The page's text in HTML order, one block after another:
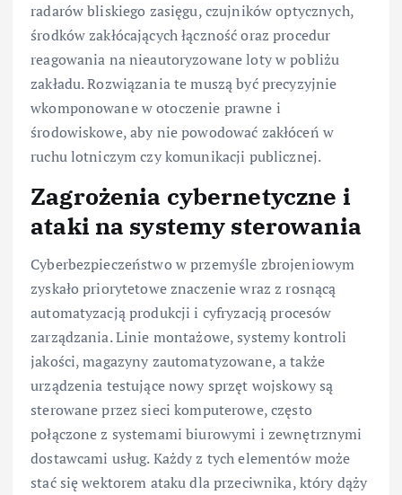
radarów bliskiego zasięgu, czujników optycznych,
środków zakłócających łączność oraz procedur
reagowania na nieautoryzowane loty w pobliżu
zakładu. Rozwiązania te muszą być precyzyjnie
wkomponowane w otoczenie prawne i
środowiskowe, aby nie powodować zakłóceń w
ruchu lotniczym czy komunikacji publicznej.
Zagrożenia cybernetyczne i
ataki na systemy sterowania
Cyberbezpieczeństwo w przemyśle zbrojeniowym
zyskało priorytetowe znaczenie wraz z rosnącą
automatyzacją produkcji i cyfryzacją procesów
zarządzania. Linie montażowe, systemy kontroli
jakości, magazyny zautomatyzowane, a także
urządzenia testujące nowy sprzęt wojskowy są
sterowane przez sieci komputerowe, często
połączone z systemami biurowymi i zewnętrznymi
dostawcami usług. Każdy z tych elementów może
stać się wektorem ataku dla przeciwnika, który dąży